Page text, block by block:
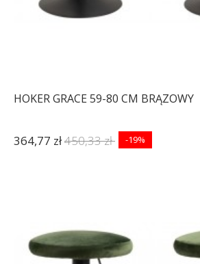
HOKER GRACE 59-80 CM BRĄZOWY
364,77 zł450,33 zł -19%